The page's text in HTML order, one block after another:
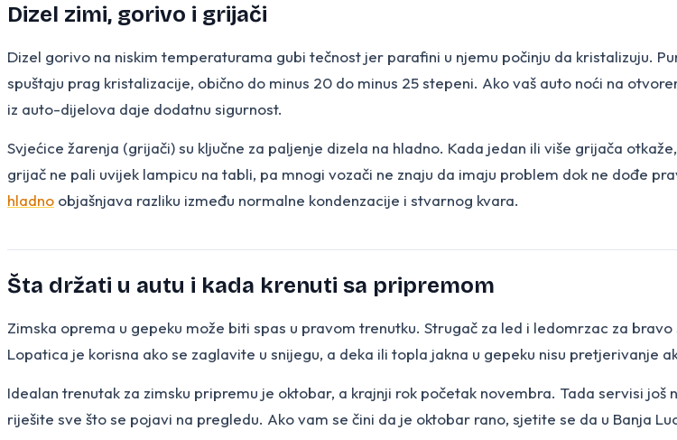
Dizel zimi, gorivo i grijači
Dizel gorivo na niskim temperaturama gubi tečnost jer parafini u njemu počinju da kristalizuju.
spuštaju prag kristalizacije, obično do minus 20 do minus 25 stepeni. Ako vaš auto noći na
iz auto-dijelova daje dodatnu sigurnost.
Svjećice žarenja (grijači) su ključne za paljenje dizela na hladno. Kada jedan ili više grijača
grijač ne pali uvijek lampicu na tabli, pa mnogi vozači ne znaju da imaju problem dok ne dođe
hladno objašnjava razliku između normalne kondenzacije i stvarnog kvara.
Šta držati u autu i kada krenuti sa pripremom
Zimska oprema u gepeku može biti spas u pravom trenutku. Strugač za led i ledomrzac za
Lopatica je korisna ako se zaglavite u snijegu, a deka ili topla jakna u gepeku nisu pretjerivanje
Idealan trenutak za zimsku pripremu je oktobar, a krajnji rok početak novembra. Tada servisi
riješite sve što se pojavi na pregledu. Ako vam se čini da je oktobar rano, sjetite se da u Banja